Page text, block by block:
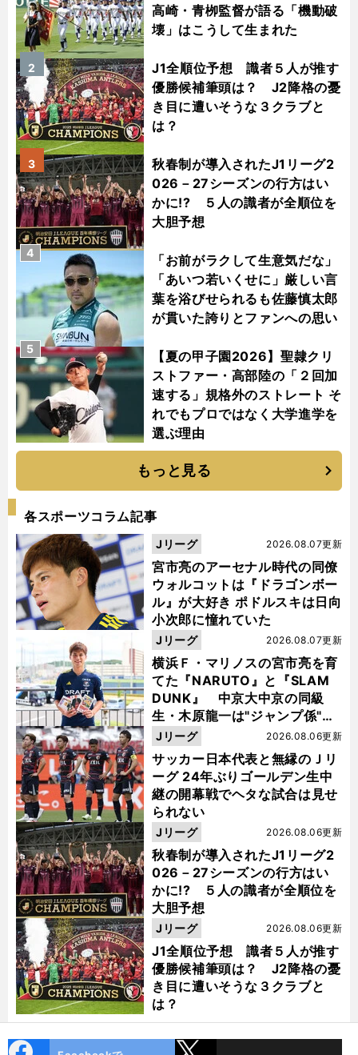
高崎・青栁監督が語る「機動破
壊」はこうして生まれた
J1全順位予想 識者５人が推す
優勝候補筆頭は？ J2降格の憂
き目に遭いそうな３クラブと
は？
2
秋春制が導入されたJ1リーグ2
026－27シーズンの行方はい
かに!? ５人の識者が全順位を
大胆予想
3
「お前がラクして生意気だな」
「あいつ若いくせに」厳しい言
葉を浴びせられるも佐藤慎太郎
が貫いた誇りとファンへの思い
4
【夏の甲子園2026】聖隷クリ
ストファー・高部陸の「２回加
速する」規格外のストレート そ
れでもプロではなく大学進学を
選ぶ理由
5
もっと見る
各スポーツコラム記事
宮市亮のアーセナル時代の同僚
ウォルコットは『ドラゴンボー
ル』が大好き ポドルスキは日向
小次郎に憧れていた
2026.08.07更新
Jリーグ
横浜Ｆ・マリノスの宮市亮を育
てた『NARUTO』と『SLAM
DUNK』 中京大中京の同級
生・木原龍一は"ジャンプ係"だ
った
2026.08.07更新
Jリーグ
サッカー日本代表と無縁のＪリ
ーグ 24年ぶりゴールデン生中
継の開幕戦でヘタな試合は見せ
られない
2026.08.06更新
Jリーグ
秋春制が導入されたJ1リーグ2
026－27シーズンの行方はい
かに!? ５人の識者が全順位を
大胆予想
2026.08.06更新
Jリーグ
J1全順位予想 識者５人が推す
優勝候補筆頭は？ J2降格の憂
き目に遭いそうな３クラブと
は？
2026.08.06更新
Jリーグ